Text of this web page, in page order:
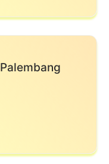
Palembang